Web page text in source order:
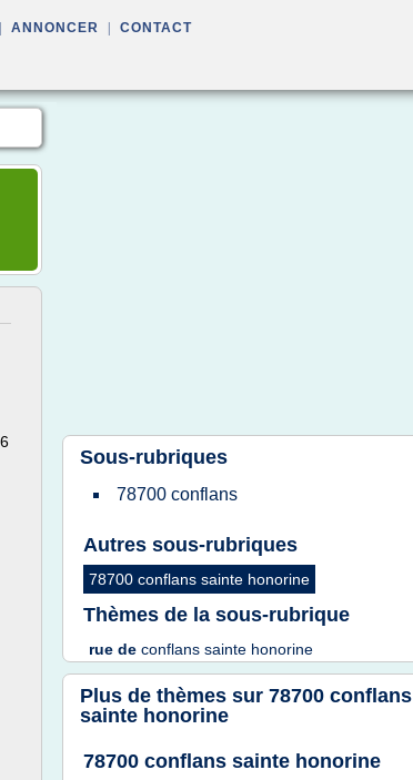
ANNONCER CONTACT
Sous-rubriques
78700 conflans
Autres sous-rubriques
78700 conflans sainte honorine
Thèmes de la sous-rubrique
rue de conflans sainte honorine
Plus de thèmes sur 78700 conflans
sainte honorine
78700 conflans sainte honorine